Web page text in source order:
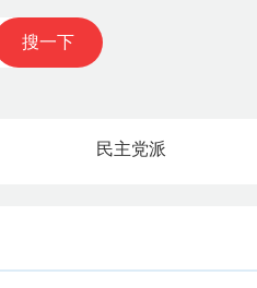
搜一下
民主党派